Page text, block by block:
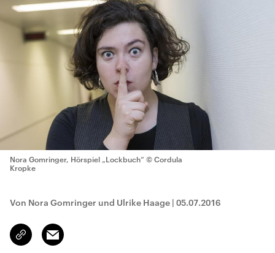
Nora Gomringer, Hörspiel „Lockbuch“ © Cordula
Kropke
Von Nora Gomringer und Ulrike Haage | 05.07.2016
Link
kopieren/teilen
Email